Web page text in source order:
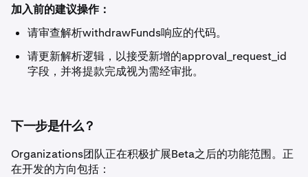
加入前的建议操作：
请审查解析withdrawFunds响应的代码。
请更新解析逻辑，以接受新增的approval_request_id
字段，并将提款完成视为需经审批。
下一步是什么？
Organizations团队正在积极扩展Beta之后的功能范围。正
在开发的方向包括：